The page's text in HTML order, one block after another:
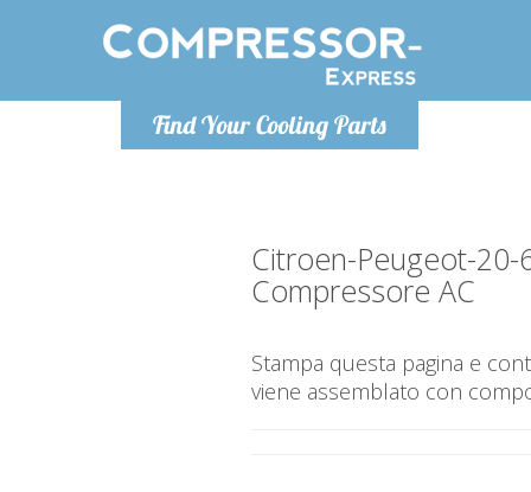
Find Your Cooling Parts
Lunedì-
Citroen-Peugeot-20-
Compressore AC
Stampa questa pagina e
viene assemblato con